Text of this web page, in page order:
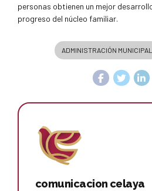
personas obtienen un mejor
progreso del núcleo familiar.
ADMINISTRACIÓN MUNICIPAL
comunicacion celaya